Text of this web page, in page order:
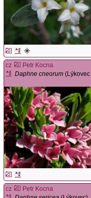
cz
Petr Kocna
Daphne cneorum
cz
Petr Kocna